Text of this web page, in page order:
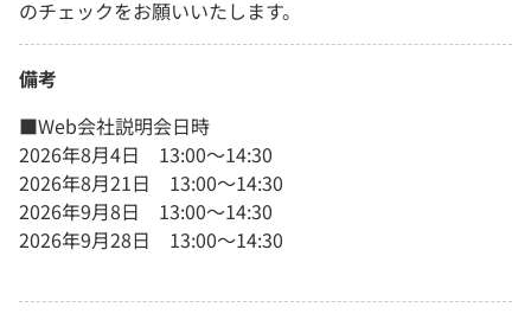
のチェックをお願いいたします。
備考
■Web会社説明会日時
2026年8月4日 13:00～14:30
2026年8月21日 13:00～14:30
2026年9月8日 13:00～14:30
2026年9月28日 13:00～14:30